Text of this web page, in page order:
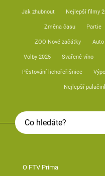
Jak zhubnout Nejlepší filmy
Změna času Partie
ZOO Nové začátky
Volby 2025 Svařené víno
Pěstování lichořeřišnice
Nejlepší
O FTV Prima